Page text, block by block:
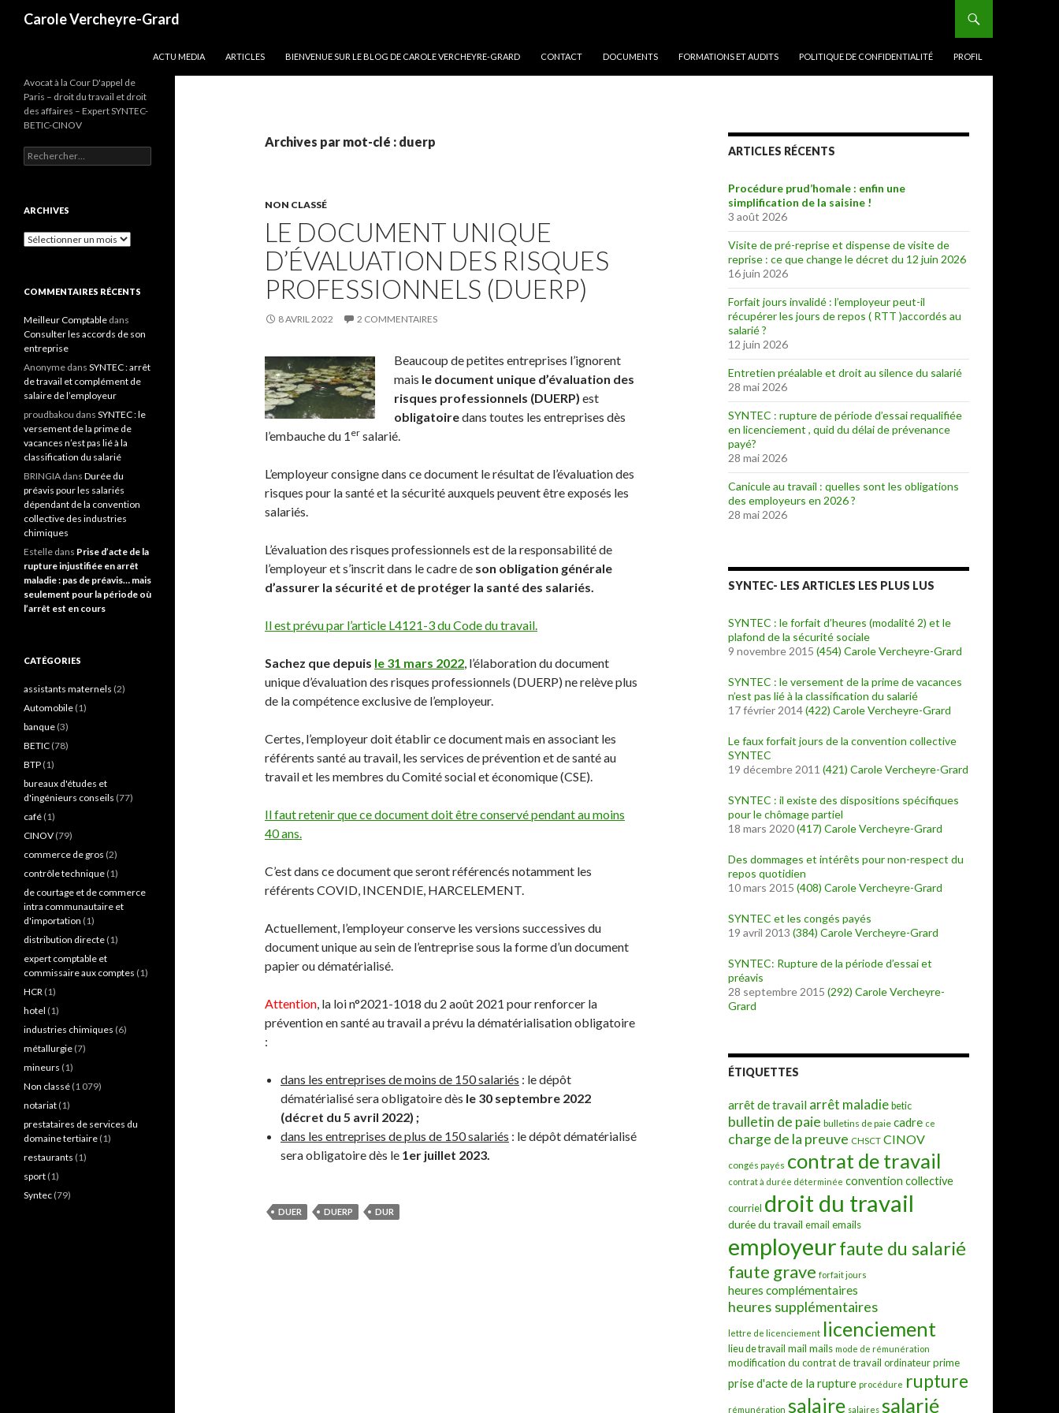
Carole Vercheyre-Grard
ACTU MEDIA
ARTICLES BIENVENUE SUR LE BLOG DE CAROLE VERCHEYRE-GRARD CONTACT DOCUMENTS FORMATIONS ET AUDITS POLITIQUE DE CONFIDENTIALITÉ PROFIL
Archives par mot-clé : duerp
NON CLASSÉ
LE DOCUMENT UNIQUE
D’ÉVALUATION DES RISQUES
PROFESSIONNELS (DUERP)
8 AVRIL 2022 2 COMMENTAIRES
Beaucoup de petites entreprises l’ignorent
mais le document unique d’évaluation des
risques professionnels (DUERP) est
obligatoiredans toutes les entreprises dès
l’embauche du 1 er salarié.
L’employeur consigne dans ce document le résultat de l’évaluation des
risques pour la santé et la sécurité auxquels peuvent être exposés les
salariés.
L’évaluation des risques professionnels est de la responsabilité de
l’employeur et s’inscrit dans le cadre de son obligation générale
d’assurer la sécurité et de protéger la santé des salariés.
Il est prévu par l’article L4121-3 du Code du travail.
Sachez que depuis le 31 mars 2022, l’élaboration du document
unique d’évaluation des risques professionnels (DUERP) ne relève plus
de la compétence exclusive de l’employeur.
Certes, l’employeur doit établir ce document mais en associant les
référents santé au travail, les services de prévention et de santé au
travail et les membres du Comité social et économique (CSE).
Il faut retenir que ce document doit être conservé pendant au moins
40 ans.
C’est dans ce document que seront référencés notamment les
référents COVID, INCENDIE, HARCELEMENT.
Actuellement, l’employeur conserve les versions successives du
document unique au sein de l’entreprise sous la forme d’un document
papier ou dématérialisé.
Attention, la loi n°2021-1018 du 2 août 2021 pour renforcer la
prévention en santé au travail a prévu la dématérialisation obligatoire
:
dans les entreprises de moins de 150 salariés : le dépôt
dématérialisé sera obligatoire dès le 30 septembre 2022
(décret du 5 avril 2022) ;
dans les entreprises de plus de 150 salariés : le dépôt dématérialisé
sera obligatoire dès le 1er juillet 2023.
DUER DUERP DUR
ARTICLES RÉCENTS
Procédure prud’homale : enfin une
simplification de la saisine !
3 août 2026
Visite de pré-reprise et dispense de visite de
reprise : ce que change le décret du 12 juin 2026
16 juin 2026
Forfait jours invalidé : l’employeur peut-il
récupérer les jours de repos ( RTT )accordés au
salarié ?
12 juin 2026
Entretien préalable et droit au silence du salarié
28 mai 2026
SYNTEC : rupture de période d’essai requalifiée
en licenciement , quid du délai de prévenance
payé?
28 mai 2026
Canicule au travail : quelles sont les obligations
des employeurs en 2026 ?
28 mai 2026
SYNTEC- LES ARTICLES LES PLUS LUS
SYNTEC : le forfait d’heures (modalité 2) et le
plafond de la sécurité sociale
9 novembre 2015 (454) Carole Vercheyre-Grard
SYNTEC : le versement de la prime de vacances
n’est pas lié à la classification du salarié
17 février 2014(422) Carole Vercheyre-Grard
Le faux forfait jours de la convention collective
SYNTEC
19 décembre 2011 (421) Carole Vercheyre-Grard
SYNTEC : il existe des dispositions spécifiques
pour le chômage partiel
18 mars 2020(417) Carole Vercheyre-Grard
Des dommages et intérêts pour non-respect du
repos quotidien
10 mars 2015 (408) Carole Vercheyre-Grard
SYNTEC et les congés payés
19 avril 2013 (384) Carole Vercheyre-Grard
SYNTEC: Rupture de la période d’essai et
préavis
28 septembre 2015 (292) Carole Vercheyre-
Grard
ÉTIQUETTES
arrêt de travail arrêt maladie betic
bulletin de paie bulletins de paie cadre ce
charge de la preuve CHSCT CINOV
congés payés contrat de travail
contrat à durée déterminée convention collective
courriel droit du travail
durée du travail email emails
employeurfaute du salarié
faute grave forfait jours
heures complémentaires
heures supplémentaires
lettre de licenciement licenciement
lieu de travail mail mails mode de rémunération
modification du contrat de travail ordinateur prime
prise d'acte de la rupture procédure rupture
rémunération salaire salaires salarié
Avocat à la Cour D'appel de
Paris – droit du travail et droit
des affaires – Expert SYNTEC-
BETIC-CINOV
Rechercher :
ARCHIVES
Archives
COMMENTAIRES RÉCENTS
Meilleur Comptable dans
Consulter les accords de son
entreprise
Anonyme dans SYNTEC : arrêt
de travail et complément de
salaire de l’employeur
proudbakou dans SYNTEC : le
versement de la prime de
vacances n’est pas lié à la
classification du salarié
BRINGIA dans Durée du
préavis pour les salariés
dépendant de la convention
collective des industries
chimiques
Estelle dans Prise d’acte de la
rupture injustifiée en arrêt
maladie : pas de préavis… mais
seulement pour la période où
l’arrêt est en cours
CATÉGORIES
assistants maternels (2)
Automobile (1)
banque (3)
BETIC (78)
BTP (1)
bureaux d'études et
d'ingénieurs conseils (77)
café (1)
CINOV (79)
commerce de gros (2)
contrôle technique (1)
de courtage et de commerce
intra communautaire et
d'importation (1)
distribution directe (1)
expert comptable et
commissaire aux comptes (1)
HCR (1)
hotel (1)
industries chimiques (6)
métallurgie (7)
mineurs (1)
Non classé (1 079)
notariat (1)
prestataires de services du
domaine tertiaire (1)
restaurants (1)
sport (1)
Syntec (79)